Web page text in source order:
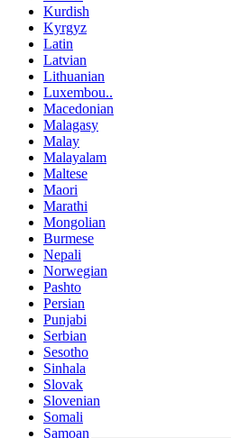
Kurdish
Kyrgyz
Latin
Latvian
Lithuanian
Luxembou..
Macedonian
Malagasy
Malay
Malayalam
Maltese
Maori
Marathi
Mongolian
Burmese
Nepali
Norwegian
Pashto
Persian
Punjabi
Serbian
Sesotho
Sinhala
Slovak
Slovenian
Somali
Samoan